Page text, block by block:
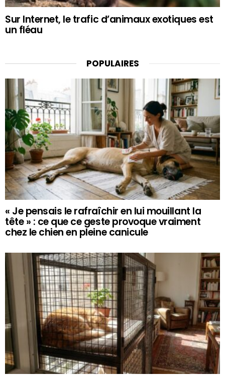
Sur Internet, le trafic d’animaux exotiques est
un fléau
POPULAIRES
« Je pensais le rafraîchir en lui mouillant la
tête » : ce que ce geste provoque vraiment
chez le chien en pleine canicule